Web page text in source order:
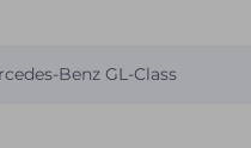
Benz GL-Class